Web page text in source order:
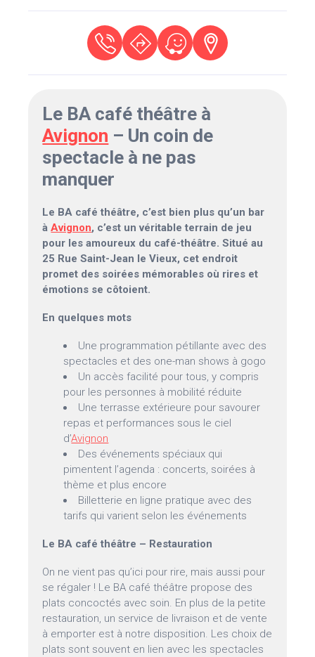
Le BA café théâtre à
Avignon – Un coin de
spectacle à ne pas
manquer
Le BA café théâtre, c’est bien plus qu’un bar
àAvignon, c’est un véritable terrain de jeu
pour les amoureux du café-théâtre. Situé au
25 Rue Saint-Jean le Vieux, cet endroit
promet des soirées mémorables où rires et
émotions se côtoient.
En quelques mots
Une programmation pétillante avec des
spectacles et des one-man shows à gogo
Un accès facilité pour tous, y compris
pour les personnes à mobilité réduite
Une terrasse extérieure pour savourer
repas et performances sous le ciel
d’Avignon
Des événements spéciaux qui
pimentent l’agenda : concerts, soirées à
thème et plus encore
Billetterie en ligne pratique avec des
tarifs qui varient selon les événements
Le BA café théâtre – Restauration
On ne vient pas qu’ici pour rire, mais aussi pour
se régaler ! Le BA café théâtre propose des
plats concoctés avec soin. En plus de la petite
restauration, un service de livraison et de vente
à emporter est à notre disposition. Les choix de
plats sont souvent en lien avec les spectacles